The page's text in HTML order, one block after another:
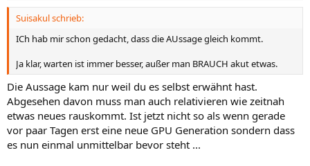
Suisakul schrieb:
ICh hab mir schon gedacht, dass die AUssage gleich kommt.
Ja klar, warten ist immer besser, außer man BRAUCH akut etwas.
Die Aussage kam nur weil du es selbst erwähnt hast.
Abgesehen davon muss man auch relativieren wie zeitnah
etwas neues rauskommt. Ist jetzt nicht so als wenn gerade
vor paar Tagen erst eine neue GPU Generation sondern dass
es nun einmal unmittelbar bevor steht ...